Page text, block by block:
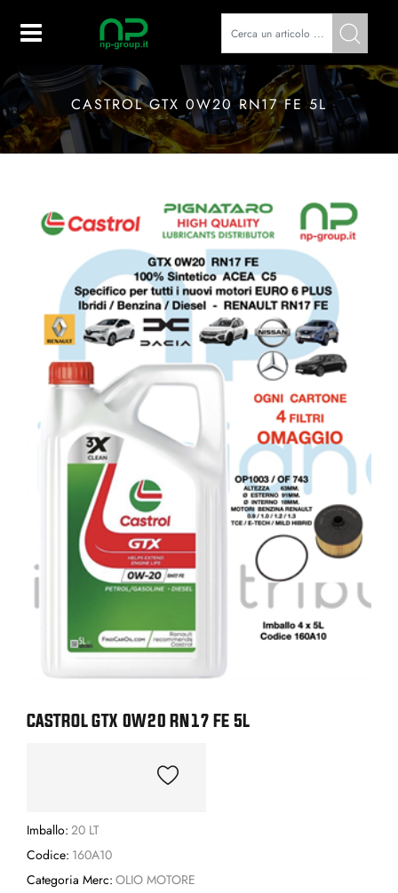
CASTROL GTX 0W20 RN17 FE 5L
CASTROL GTX 0W20 RN17 FE 5L
Imballo: 20 LT
Codice: 160A10
Categoria Merc: OLIO MOTORE